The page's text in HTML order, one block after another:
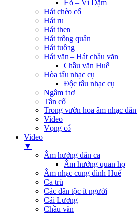
Hò – Ví Dặm
Hát chèo cổ
Hát ru
Hát then
Hát trống quân
Hát tuồng
Hát văn – Hát chầu văn
Chầu văn Huế
Hòa tấu nhạc cụ
Độc tấu nhạc cụ
Ngâm thơ
Tân cổ
Trong vườn hoa âm nhạc
Video
Vọng cổ
Video
▼
Âm hưởng dân ca
Âm hưởng quan họ
Âm nhạc cung đình Huế
Ca trù
Các dân tộc ít người
Cải Lương
Chầu văn